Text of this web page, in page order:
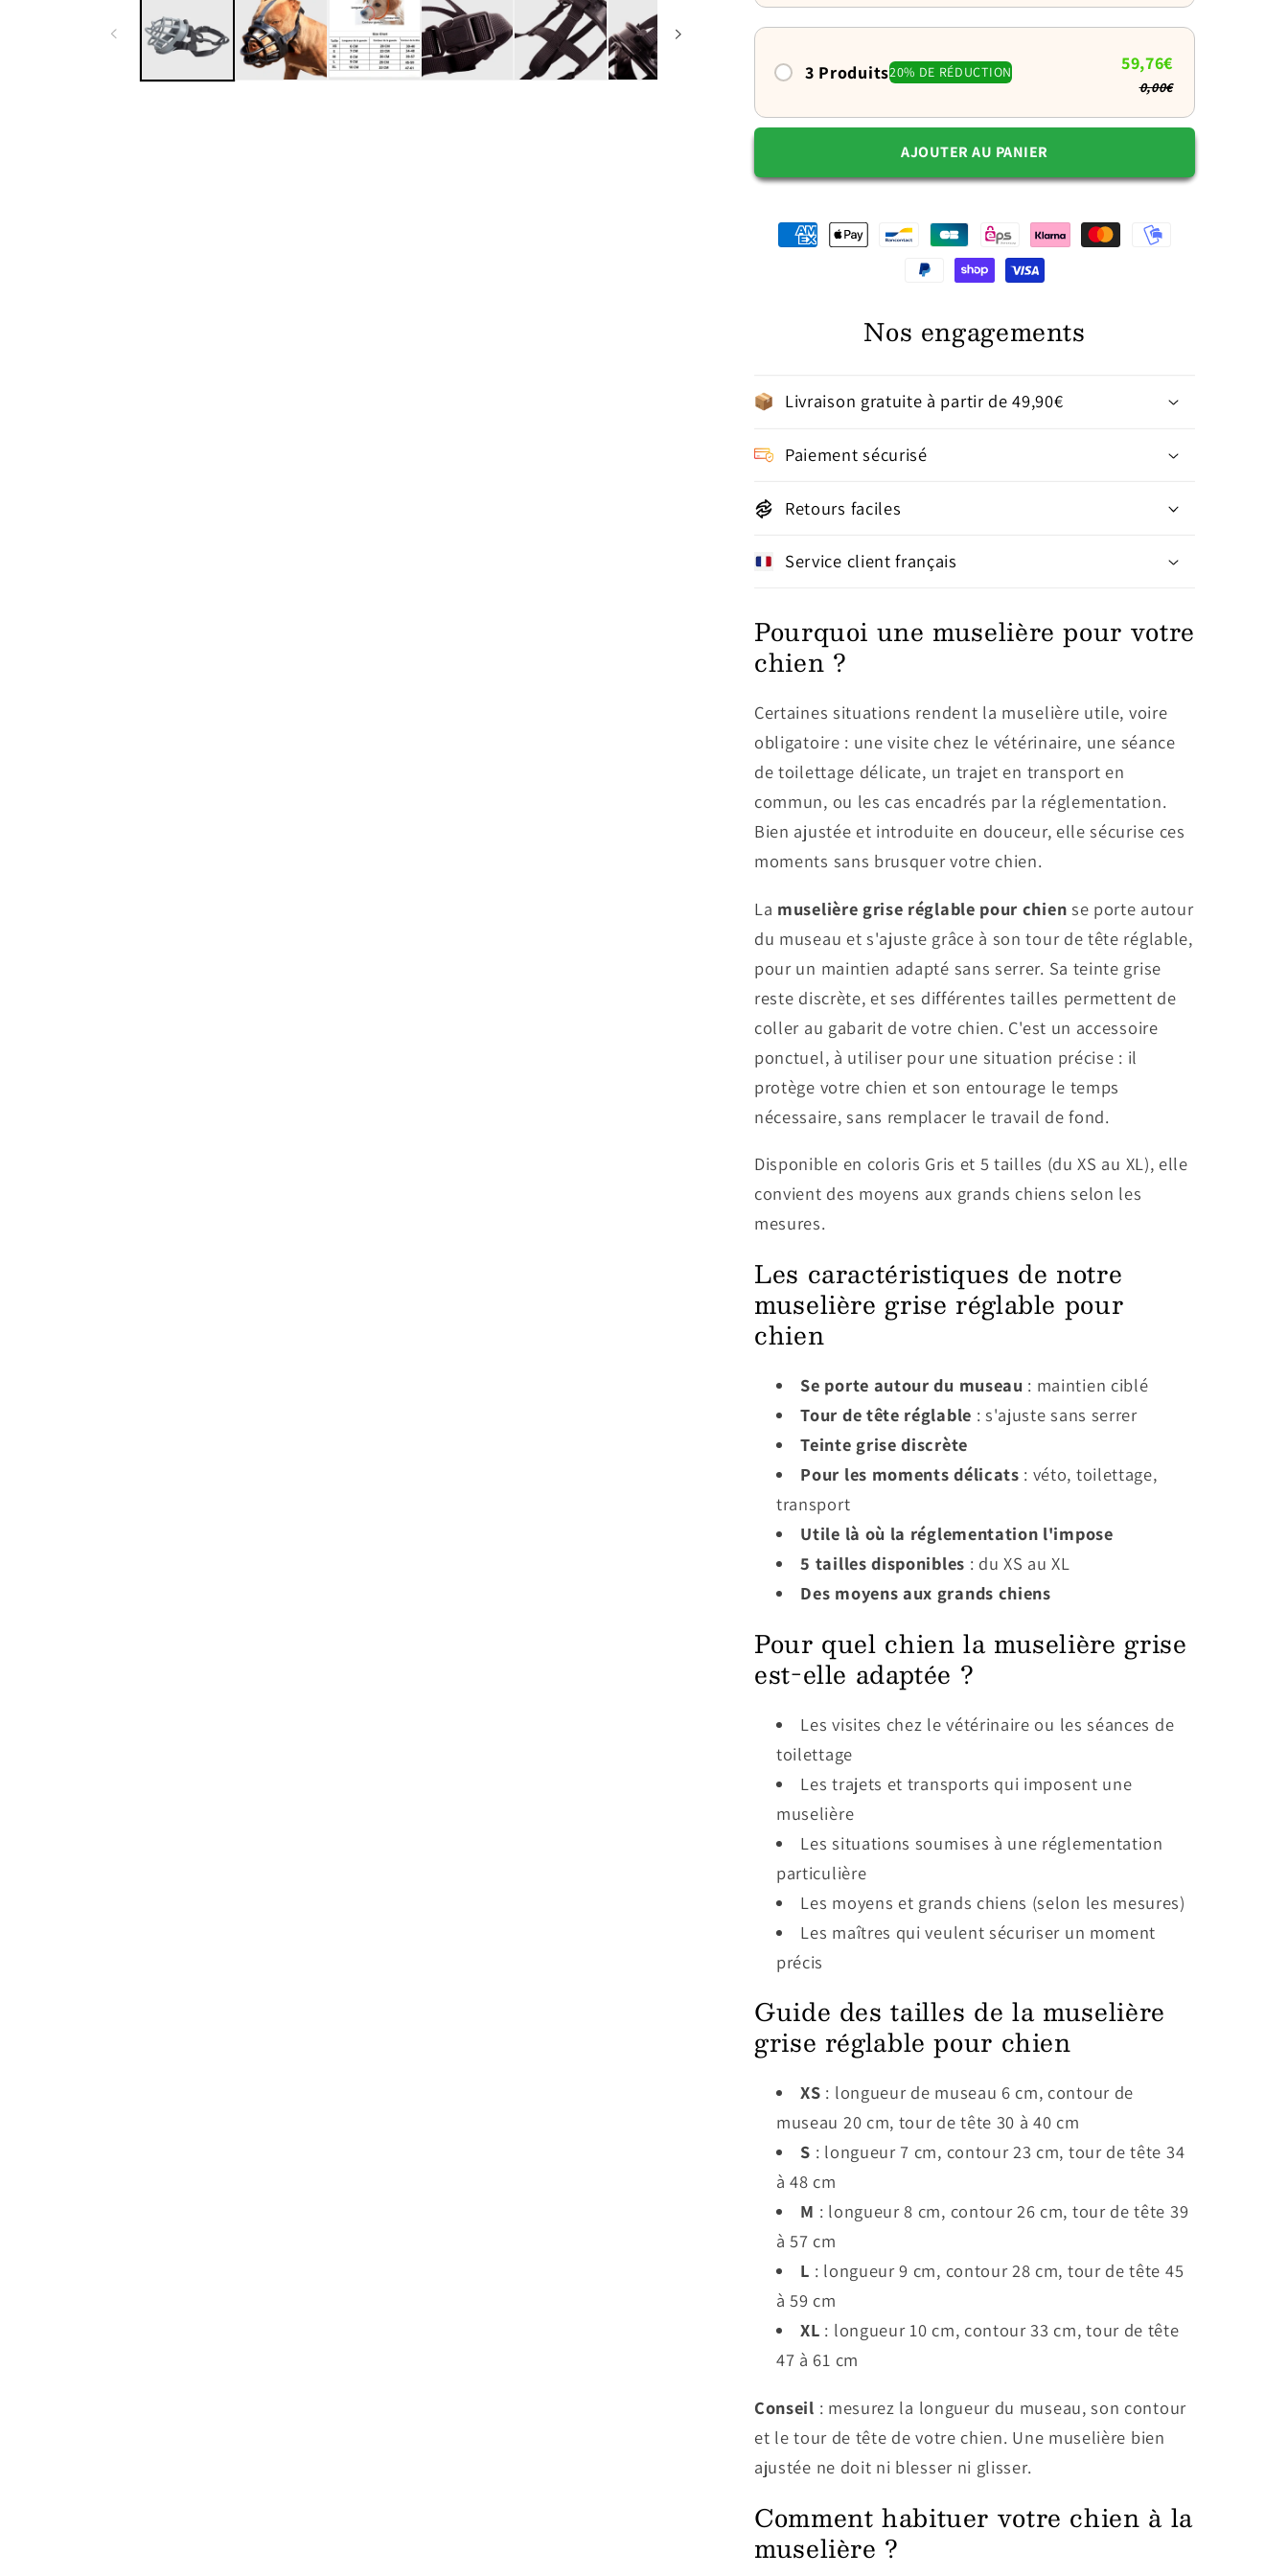
3 Produits20% DE RÉDUCTION 59,76€
0,00€
AJOUTER AU PANIER
Nos engagements
Livraison gratuite à partir de 49,90€
Paiement sécurisé
Retours faciles
Service client français
Pourquoi une muselière pour votre
chien ?
Certaines situations rendent la muselière utile, voire
obligatoire : une visite chez le vétérinaire, une séance
de toilettage délicate, un trajet en transport en
commun, ou les cas encadrés par la réglementation.
Bien ajustée et introduite en douceur, elle sécurise ces
moments sans brusquer votre chien.
La muselière grise réglable pour chien se porte autour
du museau et s'ajuste grâce à son tour de tête réglable,
pour un maintien adapté sans serrer. Sa teinte grise
reste discrète, et ses différentes tailles permettent de
coller au gabarit de votre chien. C'est un accessoire
ponctuel, à utiliser pour une situation précise : il
protège votre chien et son entourage le temps
nécessaire, sans remplacer le travail de fond.
Disponible en coloris Gris et 5 tailles (du XS au XL), elle
convient des moyens aux grands chiens selon les
mesures.
Les caractéristiques de notre
muselière grise réglable pour
chien
Se porte autour du museau : maintien ciblé
Tour de tête réglable : s'ajuste sans serrer
Teinte grise discrète
Pour les moments délicats : véto, toilettage,
transport
Utile là où la réglementation l'impose
5 tailles disponibles : du XS au XL
Des moyens aux grands chiens
Pour quel chien la muselière grise
est-elle adaptée ?
Les visites chez le vétérinaire ou les séances de
toilettage
Les trajets et transports qui imposent une
muselière
Les situations soumises à une réglementation
particulière
Les moyens et grands chiens (selon les mesures)
Les maîtres qui veulent sécuriser un moment
précis
Guide des tailles de la muselière
grise réglable pour chien
XS : longueur de museau 6 cm, contour de
museau 20 cm, tour de tête 30 à 40 cm
S : longueur 7 cm, contour 23 cm, tour de tête 34
à 48 cm
M : longueur 8 cm, contour 26 cm, tour de tête 39
à 57 cm
L : longueur 9 cm, contour 28 cm, tour de tête 45
à 59 cm
XL : longueur 10 cm, contour 33 cm, tour de tête
47 à 61 cm
Conseil : mesurez la longueur du museau, son contour
et le tour de tête de votre chien. Une muselière bien
ajustée ne doit ni blesser ni glisser.
Comment habituer votre chien à la
muselière ?